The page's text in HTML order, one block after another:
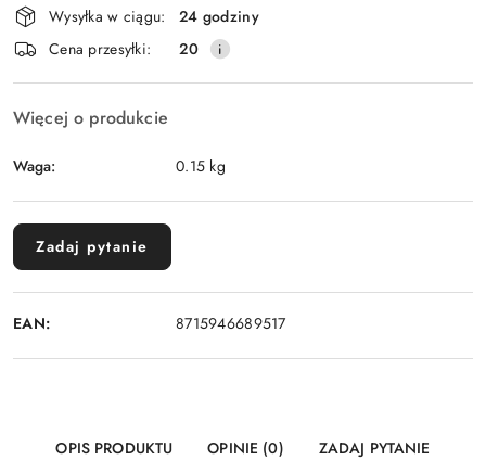
Wyślij
i
dostawa
Wysyłka w ciągu:
24 godziny
Cena przesyłki:
20
Więcej o produkcie
Waga: 0.15 kg
Zadaj pytanie
EAN: 8715946689517
OPIS PRODUKTU OPINIE (0) ZADAJ PYTANIE